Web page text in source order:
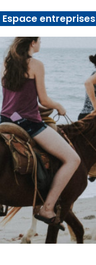
Espace entreprises